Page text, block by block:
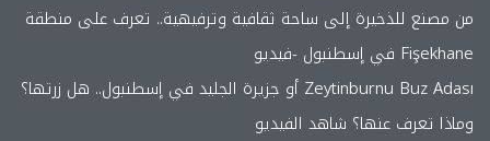
من مصنع للذخيرة إلى ساحة ثقافية وترفيهية.. تعرف على منطقة
Fişekhane في إسطنبول -فيديو
Zeytinburnu Buz Adası أو جزيرة الجليد في إسطنبول.. هل زرتها؟
وماذا تعرف عنها؟ شاهد الفيديو